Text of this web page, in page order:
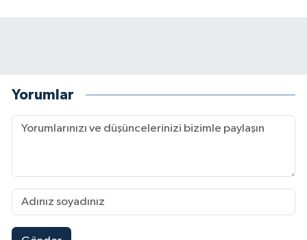
Yorumlar